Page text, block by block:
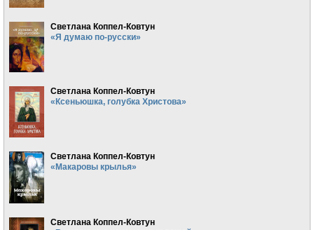
Светлана Коппел-Ковтун
«Я думаю по-русски»
Светлана Коппел-Ковтун
«Ксеньюшка, голубка Христова»
Светлана Коппел-Ковтун
«Макаровы крылья»
Светлана Коппел-Ковтун